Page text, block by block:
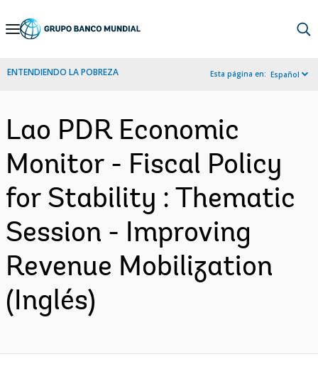
Skip
Navigation
ENTENDIENDO LA POBREZA Esta página en: Español
Lao PDR Economic
Monitor - Fiscal Policy
for Stability : Thematic
Session - Improving
Revenue Mobilization
(Inglés)